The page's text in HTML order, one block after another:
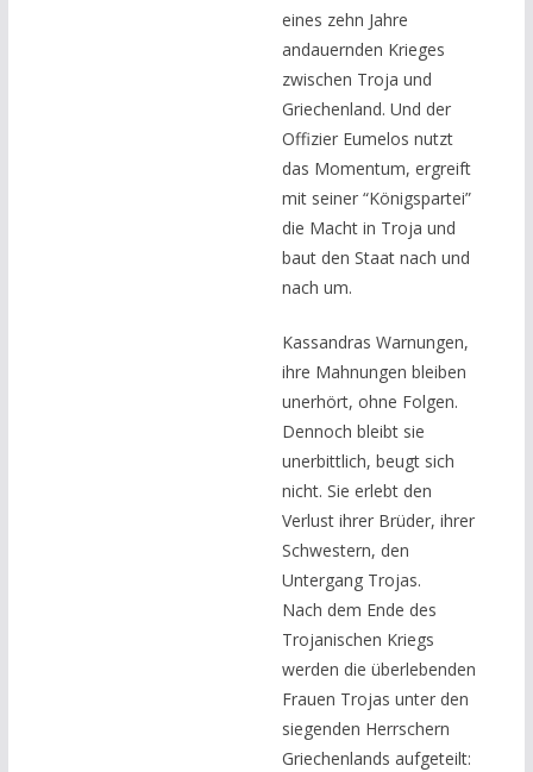
eines zehn Jahre
andauernden Krieges
zwischen Troja und
Griechenland. Und der
Offizier Eumelos nutzt
das Momentum, ergreift
mit seiner “Königspartei”
die Macht in Troja und
baut den Staat nach und
nach um.
Kassandras Warnungen,
ihre Mahnungen bleiben
unerhört, ohne Folgen.
Dennoch bleibt sie
unerbittlich, beugt sich
nicht. Sie erlebt den
Verlust ihrer Brüder, ihrer
Schwestern, den
Untergang Trojas.
Nach dem Ende des
Trojanischen Kriegs
werden die überlebenden
Frauen Trojas unter den
siegenden Herrschern
Griechenlands aufgeteilt: